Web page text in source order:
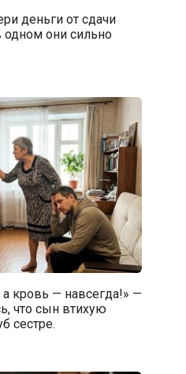
деньги от сдачи
они сильно
кровь — навсегда!» —
что сын втихую
сестре.